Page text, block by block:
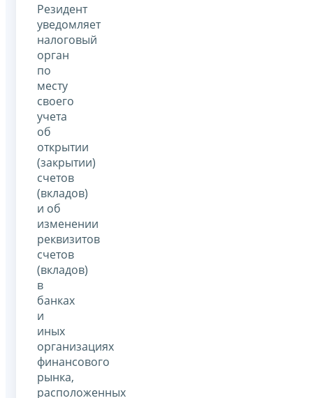
Резидент
уведомляет
налоговый
орган
по
месту
своего
учета
об
открытии
(закрытии)
счетов
(вкладов)
и об
изменении
реквизитов
счетов
(вкладов)
в
банках
и
иных
организациях
финансового
рынка,
расположенных